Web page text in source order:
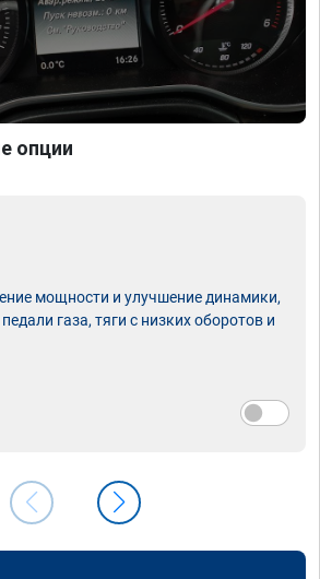
опции
мощности и улучшение динамики,
газа, тяги с низких оборотов и